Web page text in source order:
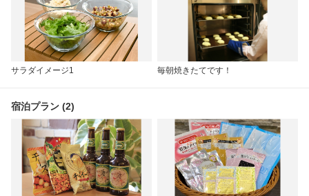
サラダイメージ1 毎朝焼きたてです！
宿泊プラン (2)